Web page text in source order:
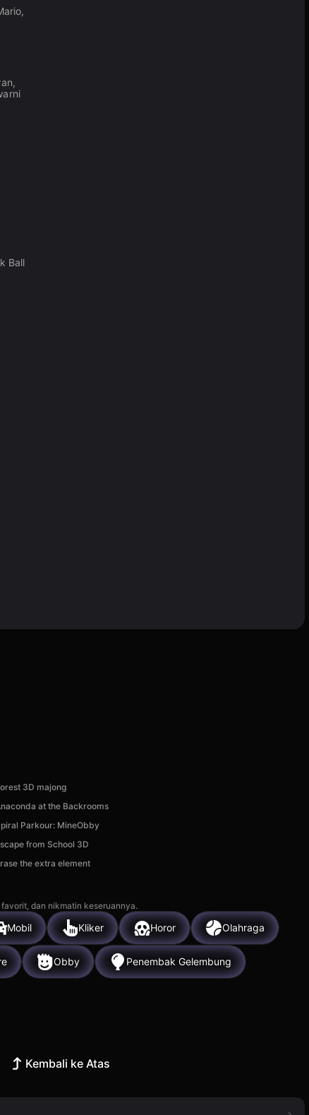
Ball
3D majong
at the Backrooms
Parkour: MineObby
from School 3D
the extra element
dan nikmatin keseruannya.
Mobil Kliker Horor Olahraga
Obby Penembak Gelembung
Kembali ke Atas